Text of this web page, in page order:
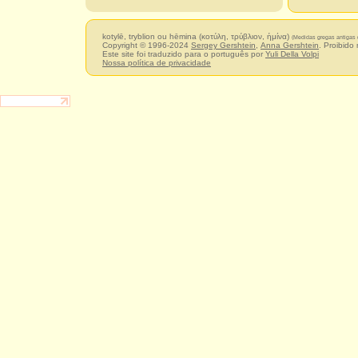
kotylē, tryblion ou hēmina (κοτύλη, τρύβλιον, ἡμίνα) (Medidas gregas antigas
Copyright © 1996-2024 Sergey Gershtein Anna Gershtein .
Este site foi traduzido para o português por Yuli Della Volpi
Nossa política de privacidade